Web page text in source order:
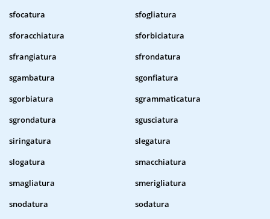
sfocatura
sfogliatura
sforacchiatura
sforbiciatura
sfrangiatura
sfrondatura
sgambatura
sgonfiatura
sgorbiatura
sgrammaticatura
sgrondatura
sgusciatura
siringatura
slegatura
slogatura
smacchiatura
smagliatura
smerigliatura
snodatura
sodatura